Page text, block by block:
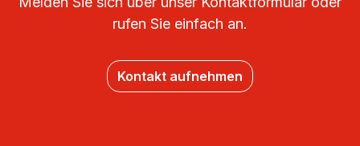
rufen Sie einfach an.
Kontakt aufnehmen